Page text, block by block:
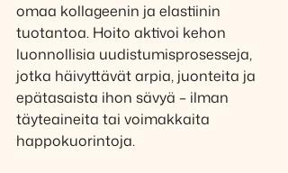
omaa kollageenin ja elastiinin
tuotantoa. Hoito aktivoi kehon
luonnollisia uudistumisprosesseja,
jotka häivyttävät arpia, juonteita ja
epätasaista ihon sävyä – ilman
täyteaineita tai voimakkaita
happokuorintoja.